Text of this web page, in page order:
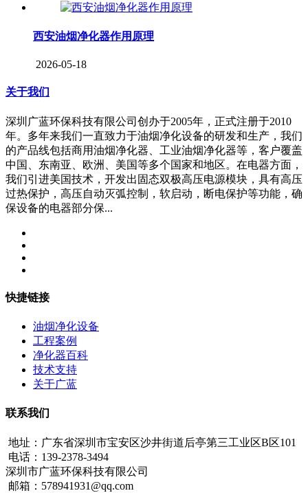
西安油烟净化器作用原理
2026-05-18
关于我们
深圳广蓝环保科技有限公司创办于2005年，正式注册于2010
年。多年来我们一直致力于油烟净化设备的研发和生产，我们
的产品线包括商用油烟净化器、工业油烟净化器等，客户覆盖
中国、东南亚、欧洲、美国等多个国家和地区。在电器方面，
我们引进美国技术，开发出固态双极高压电源模块，具有高压
过热保护，高压自动灭弧控制，软启动，断电保护等功能，确
保设备的电器部分保...
快捷链接
油烟净化设备
工程案例
净化器百科
技术支持
关于广蓝
联系我们
地址：广东省深圳市宝安区沙井街道后亭第三工业区B区101
电话：139-2378-3494
深圳市广蓝环保科技有限公司
邮箱：578941931@qq.com